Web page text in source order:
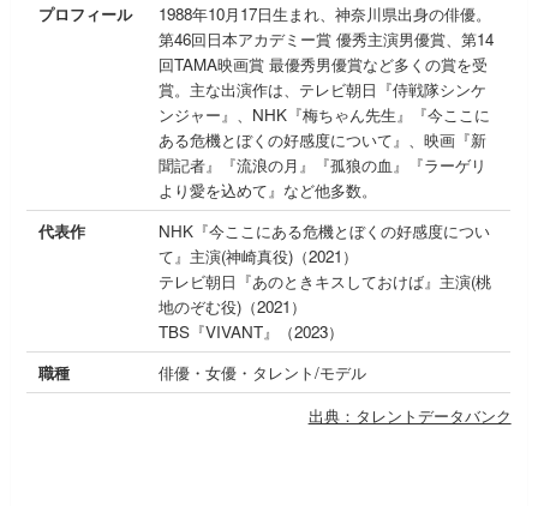
プロフィール
1988年10月17日生まれ、神奈川県出身の俳優。
第46回日本アカデミー賞 優秀主演男優賞、第14
回TAMA映画賞 最優秀男優賞など多くの賞を受
賞。主な出演作は、テレビ朝日『侍戦隊シンケ
ンジャー』、NHK『梅ちゃん先生』『今ここに
ある危機とぼくの好感度について』、映画『新
聞記者』『流浪の月』『孤狼の血』『ラーゲリ
より愛を込めて』など他多数。
代表作
NHK『今ここにある危機とぼくの好感度につい
て』主演(神崎真役)（2021）
テレビ朝日『あのときキスしておけば』主演(桃
地のぞむ役)（2021）
TBS『VIVANT』（2023）
職種
俳優・女優・タレント/モデル
出典：タレントデータバンク